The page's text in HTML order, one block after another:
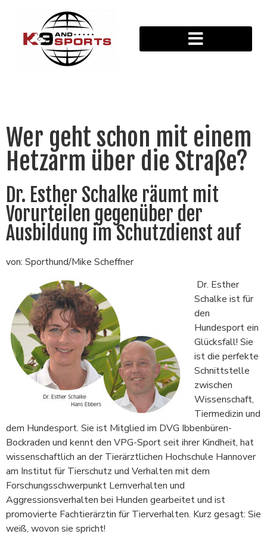
Wer geht schon mit einem
Hetzarm über die Straße?
Dr. Esther Schalke räumt mit
Vorurteilen gegenüber der
Ausbildung im Schutzdienst auf
von: Sporthund/Mike Scheffner
Dr. Esther
Schalke ist für
den
Hundesport ein
Glücksfall! Sie
ist die perfekte
Schnittstelle
zwischen
Wissenschaft,
Tiermedizin und
dem Hundesport. Sie ist Mitglied im DVG Ibbenbüren-
Bockraden und kennt den VPG-Sport seit ihrer Kindheit, hat
wissenschaftlich an der Tierärztlichen Hochschule Hannover
am Institut für Tierschutz und Verhalten mit dem
Forschungsschwerpunkt Lernverhalten und
Aggressionsverhalten bei Hunden gearbeitet und ist
promovierte Fachtierärztin für Tierverhalten. Kurz gesagt: Sie
weiß, wovon sie spricht!